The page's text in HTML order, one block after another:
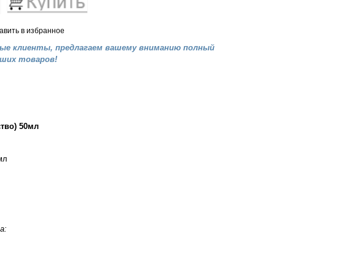
в избранное
клиенты, предлагаем вашему вниманию полный
товаров!
50мл